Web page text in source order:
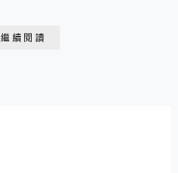
繼續閱讀